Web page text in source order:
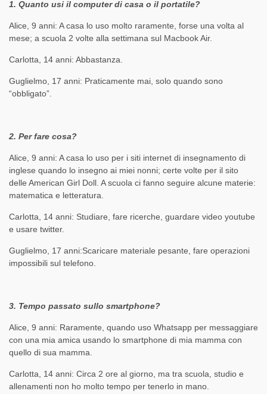
1. Quanto usi il computer di casa o il portatile?
Alice, 9 anni: A casa lo uso molto raramente, forse una volta al
mese; a scuola 2 volte alla settimana sul Macbook Air.
Carlotta, 14 anni: Abbastanza.
Guglielmo, 17 anni: Praticamente mai, solo quando sono
“obbligato”.
2. Per fare cosa?
Alice, 9 anni: A casa lo uso per i siti internet di insegnamento di
inglese quando lo insegno ai miei nonni; certe volte per il sito
delle American Girl Doll. A scuola ci fanno seguire alcune materie:
matematica e letteratura.
Carlotta, 14 anni: Studiare, fare ricerche, guardare video youtube
e usare twitter.
Guglielmo, 17 anni:Scaricare materiale pesante, fare operazioni
impossibili sul telefono.
3. Tempo passato sullo smartphone?
Alice, 9 anni: Raramente, quando uso Whatsapp per messaggiare
con una mia amica usando lo smartphone di mia mamma con
quello di sua mamma.
Carlotta, 14 anni: Circa 2 ore al giorno, ma tra scuola, studio e
allenamenti non ho molto tempo per tenerlo in mano.